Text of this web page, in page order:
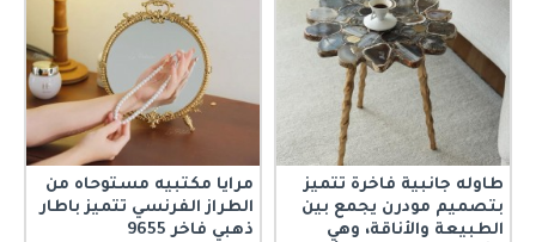
طاوله جانبية فاخرة تتميز
بتصميم مودرن يجمع بين
الطبيعة والأناقة، وهي
مرايا مكتبيه مستوحاه من
الطراز الفرنسي تتميز باطار
ذهبي فاخر 9655